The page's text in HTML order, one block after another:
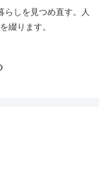
らしを見つめ直す。人
綴ります。